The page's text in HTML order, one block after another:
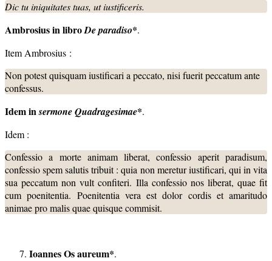
Dic tu iniquitates tuas, ut iustificeris.
Ambrosius in libroDe paradiso*.
Item Ambrosius :
Non potest quisquam iustificari a peccato, nisi fuerit peccatum ante
confessus.
Idem insermone Quadragesimae*.
Idem :
Confessio a morte animam liberat, confessio aperit paradisum,
confessio spem salutis tribuit : quia non meretur iustificari, qui in vita
sua peccatum non vult confiteri. Illa confessio nos liberat, quae fit
cum poenitentia. Poenitentia vera est dolor cordis et amaritudo
animae pro malis quae quisque commisit.
Ioannes Os aureum*.